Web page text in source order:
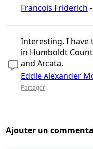
Francois Friderich -
Interesting. I have
in Humboldt
and Arcata.
Eddie Alexander
Partager
Ajouter un